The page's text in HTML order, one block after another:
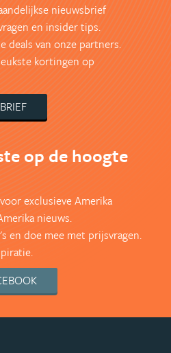
nieuwsbrief
en insider tips.
deals van onze partners.
kortingen op
op de hoogte
exclusieve Amerika
nieuws.
en doe mee met prijsvragen.